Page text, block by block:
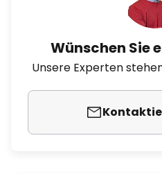
Wünschen Sie
Unsere Experten